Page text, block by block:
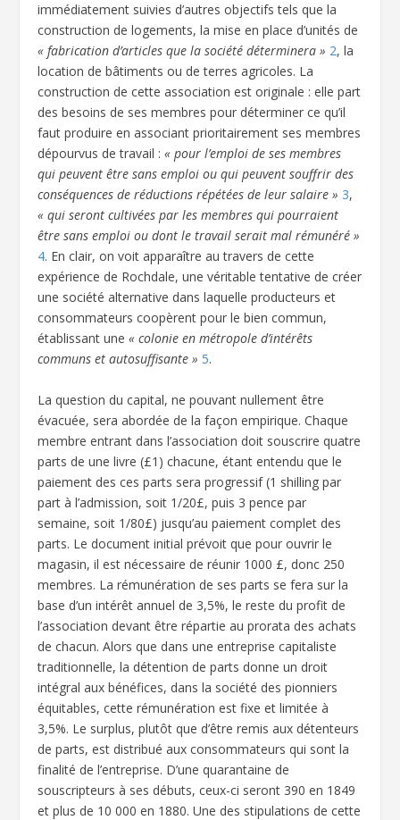
immédiatement suivies d’autres objectifs tels que la
construction de logements, la mise en place d’unités de
« fabrication d’articles que la société déterminera » 2, la
location de bâtiments ou de terres agricoles. La
construction de cette association est originale : elle part
des besoins de ses membres pour déterminer ce qu’il
faut produire en associant prioritairement ses membres
dépourvus de travail :« pour l’emploi de ses membres
qui peuvent être sans emploi ou qui peuvent souffrir des
conséquences de réductions répétées de leur salaire » 3,
« qui seront cultivées par les membres qui pourraient
être sans emploi ou dont le travail serait mal rémunéré »
4. En clair, on voit apparaître au travers de cette
expérience de Rochdale, une véritable tentative de créer
une société alternative dans laquelle producteurs et
consommateurs coopèrent pour le bien commun,
établissant une« colonie en métropole d’intérêts
communs et autosuffisante » 5.
La question du capital, ne pouvant nullement être
évacuée, sera abordée de la façon empirique. Chaque
membre entrant dans l’association doit souscrire quatre
parts de une livre (£1) chacune, étant entendu que le
paiement des ces parts sera progressif (1 shilling par
part à l’admission, soit 1/20£, puis 3 pence par
semaine, soit 1/80£) jusqu’au paiement complet des
parts. Le document initial prévoit que pour ouvrir le
magasin, il est nécessaire de réunir 1000 £, donc 250
membres. La rémunération de ses parts se fera sur la
base d’un intérêt annuel de 3,5%, le reste du profit de
l’association devant être répartie au prorata des achats
de chacun. Alors que dans une entreprise capitaliste
traditionnelle, la détention de parts donne un droit
intégral aux bénéfices, dans la société des pionniers
équitables, cette rémunération est fixe et limitée à
3,5%. Le surplus, plutôt que d’être remis aux détenteurs
de parts, est distribué aux consommateurs qui sont la
finalité de l’entreprise. D’une quarantaine de
souscripteurs à ses débuts, ceux-ci seront 390 en 1849
et plus de 10 000 en 1880. Une des stipulations de cette